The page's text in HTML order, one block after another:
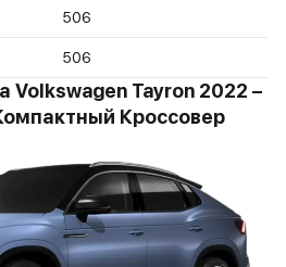
506
506
Tayron 2022 –
Кроссовер